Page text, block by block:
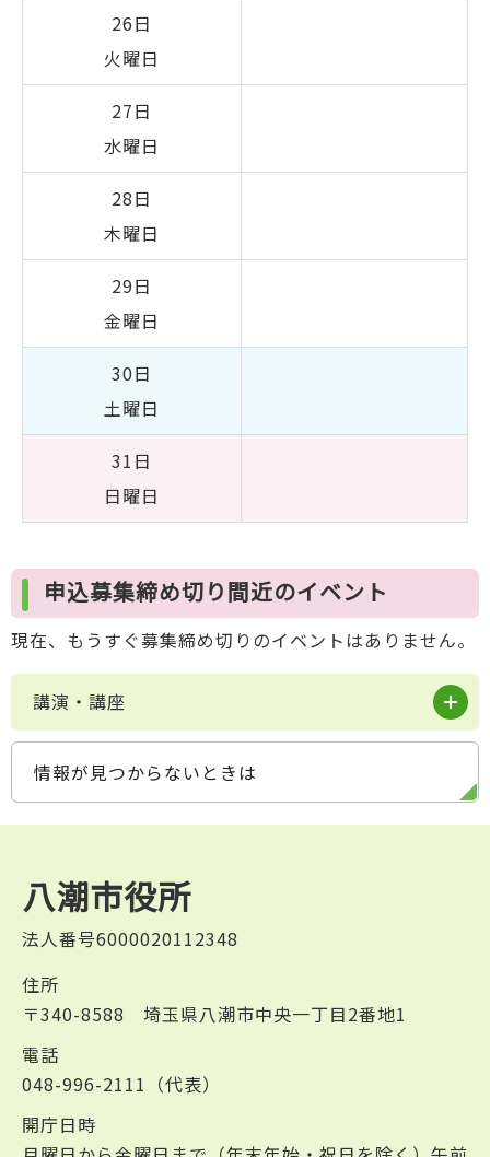
26日
火曜日
27日
水曜日
28日
木曜日
29日
金曜日
30日
土曜日
31日
日曜日
申込募集締め切り間近のイベント
現在、もうすぐ募集締め切りのイベントはありません。
講演・講座
情報が見つからないときは
八潮市役所
法人番号6000020112348
住所
〒340-8588 埼玉県八潮市中央一丁目2番地1
電話
048-996-2111（代表）
開庁日時